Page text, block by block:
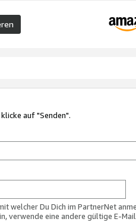
auf "Senden".
welcher Du Dich im PartnerNet
verwende eine andere gültige E-